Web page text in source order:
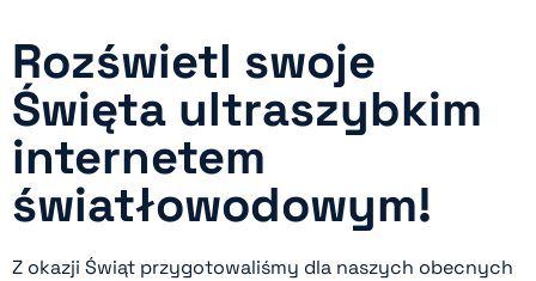
Rozświetl swoje
Święta ultraszybkim
internetem
światłowodowym!
Z okazji Świąt przygotowaliśmy dla naszych obecnych